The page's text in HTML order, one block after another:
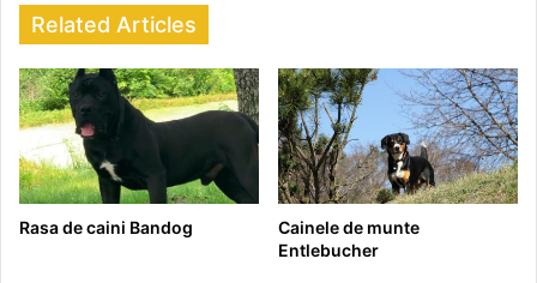
Related Articles
Rasa de caini Bandog
Cainele de munte
Entlebucher